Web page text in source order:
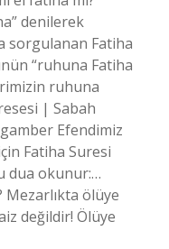
denilerek
sorgulanan Fatiha
“ruhuna Fatiha
ruhuna
| Sabah
Efendimiz
Fatiha Suresi
dua okunur:…
ölüye
değildir! Ölüye